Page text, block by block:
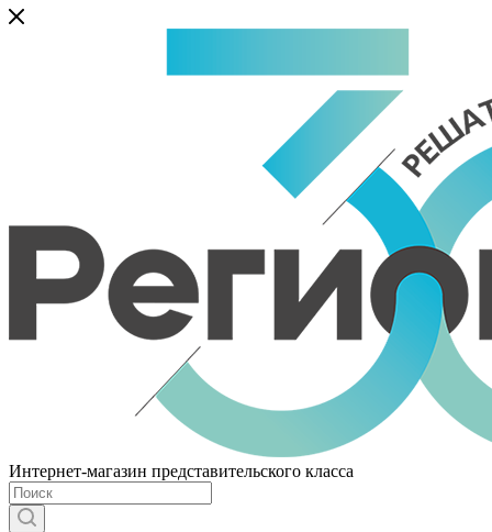
Интернет-магазин представительского класса